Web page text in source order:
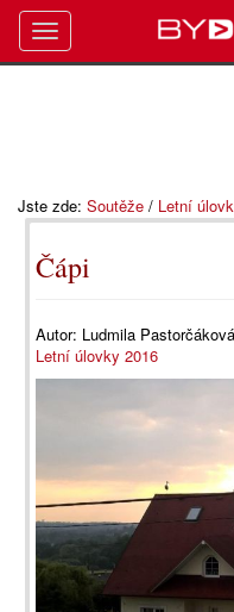
Jste zde: Soutěže / Letní
Čápi
Autor: Ludmila Pastorčáková
Letní úlovky 2016
Toggle
navigation